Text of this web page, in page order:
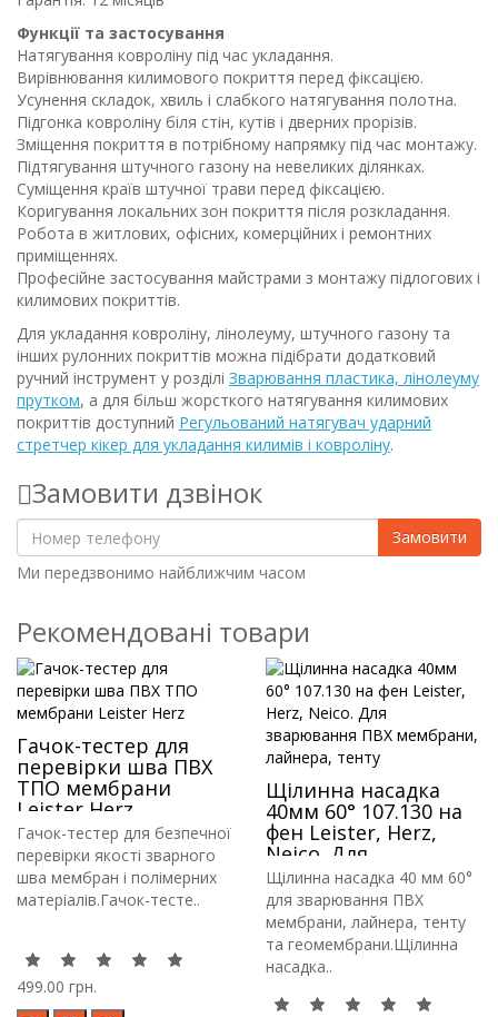
Функції та застосування
Натягування ковроліну під час укладання.
Вирівнювання килимового покриття перед фіксацією.
Усунення складок, хвиль і слабкого натягування полотна.
Підгонка ковроліну біля стін, кутів і дверних прорізів.
Зміщення покриття в потрібному напрямку під час монтажу.
Підтягування штучного газону на невеликих ділянках.
Суміщення країв штучної трави перед фіксацією.
Коригування локальних зон покриття після розкладання.
Робота в житлових, офісних, комерційних і ремонтних
приміщеннях.
Професійне застосування майстрами з монтажу підлогових і
килимових покриттів.
Для укладання ковроліну, лінолеуму, штучного газону та
інших рулонних покриттів можна підібрати додатковий
ручний інструмент у розділі Зварювання пластика, лінолеуму
прутком, а для більш жорсткого натягування килимових
покриттів доступний Регульований натягувач ударний
стретчер кікер для укладання килимів і ковроліну.
Замовити дзвінок
Замовити
Ми передзвонимо найближчим часом
Рекомендовані товари
Гачок-тестер для
перевірки шва ПВХ
ТПО мембрани
Leister Herz
Гачок-тестер для безпечної
перевірки якості зварного
шва мембран і полімерних
матеріалів.Гачок-тесте..
499.00 грн.
Щілинна насадка
40мм 60° 107.130 на
фен Leister, Herz,
Neico. Для
зварювання ПВХ
мембрани, лайнера,
тенту
Щілинна насадка 40 мм 60°
для зварювання ПВХ
мембрани, лайнера, тенту
та геомембрани.Щілинна
насадка..